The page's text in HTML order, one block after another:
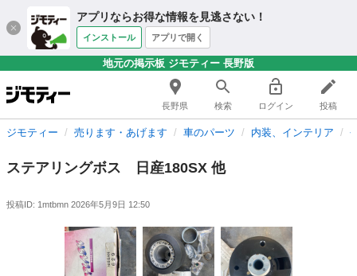
アプリならお得な情報を見逃さない！
インストール アプリで開く
地元の掲示板 ジモティー 長野版
長野県 検索 ログイン 投稿
ジモティー 売ります・あげます 車のパーツ 内装、インテリア
ステアリングボス 日産180SX 他
投稿ID: 1mtbmn 2026年5月9日 12:50